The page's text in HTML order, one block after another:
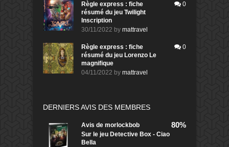
Règle express : fiche
résumé du jeu Twilight
Inscription
30/11/2022 by mattravel
0
Règle express : fiche
résumé du jeu Lorenzo Le
magnifique
04/11/2022 by mattravel
0
DERNIERS AVIS DES MEMBRES
Avis de morlockbob
Sur le jeu Detective Box - Ciao
Bella
80%